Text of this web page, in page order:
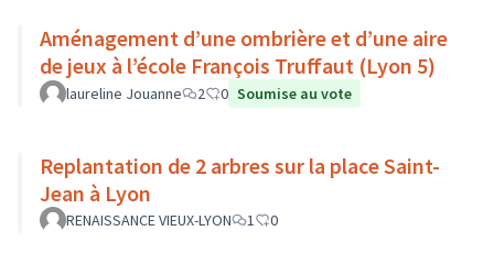
Aménagement d’une ombrière et d’une aire
de jeux à l’école François Truffaut (Lyon 5)
laureline Jouanne 2 0 Soumise au vote
Replantation de 2 arbres sur la place Saint-
Jean à Lyon
RENAISSANCE VIEUX-LYON 1 0